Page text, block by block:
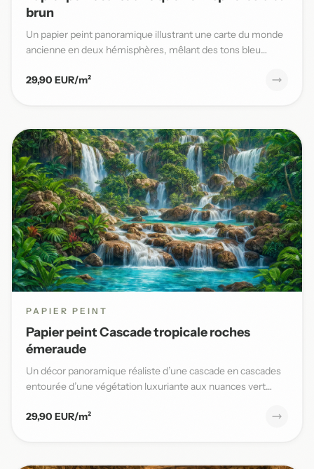
brun
Un papier peint panoramique illustrant une carte du monde
ancienne en deux hémisphères, mêlant des tons bleu
29,90 EUR/m²
PAPIER PEINT
Papier peint Cascade tropicale roches
émeraude
Un décor panoramique réaliste d’une cascade en cascades
entourée d’une végétation luxuriante aux nuances vert
29,90 EUR/m²